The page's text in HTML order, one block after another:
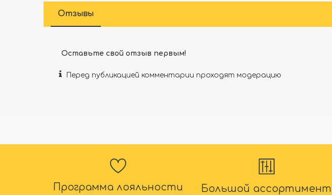
Отзывы
Оставьте свой отзыв первым!
Перед публикацией комментарии проходят модерацию
Программа лояльности Большой ассортимент